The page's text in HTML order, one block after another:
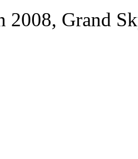
2008, Grand